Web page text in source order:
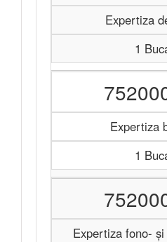
Expertiza
1
Expertiza
1
Expertiza fono-